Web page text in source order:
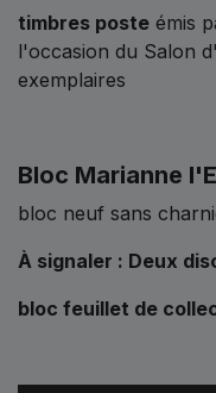
timbres poste émis
l'occasion du Salon
exemplaires
Bloc Marianne
bloc neuf sans
À signaler : Deux
bloc feuillet de